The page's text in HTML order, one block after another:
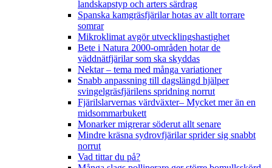
landskapstyp och arters särdrag
Spanska kamgräsfjärilar hotas av allt torrare
somrar
Mikroklimat avgör utvecklingshastighet
Bete i Natura 2000-områden hotar de
väddnätfjärilar som ska skyddas
Nektar – tema med många variationer
Snabb anpassning till dagslängd hjälper
svingelgräsfjärilens spridning norrut
Fjärilslarvernas värdväxter– Mycket mer än en
midsommarbukett
Monarker migrerar söderut allt senare
Mindre kräsna sydrovfjärilar sprider sig snabbt
norrut
Vad tittar du på?